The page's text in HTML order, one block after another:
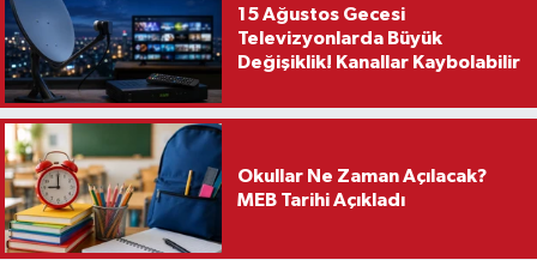
15 Ağustos Gecesi
Televizyonlarda Büyük
Değişiklik! Kanallar Kaybolabilir
Okullar Ne Zaman Açılacak?
MEB Tarihi Açıkladı